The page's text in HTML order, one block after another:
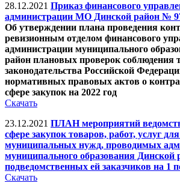
28.12.2021 Приказ финансового
администрации МО Динской район № 97
Об утверждении плана проведения
ревизионным отделом финансового
администрации муниципального
район плановых проверок соблюдения
законодательства Российской
нормативных правовых актов о
сфере закупок на 2022 год
Скачать
23.12.2021 ПЛАН мероприятий
сфере закупок товаров, работ, услуг
муниципальных нужд, проводимых
муниципального образования Динской
подведомственных ей заказчиков на 1
Скачать